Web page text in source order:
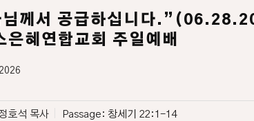
님께서 공급하십니다
은혜연합교회 주일예배
호석 목사 Passage: 창세기 22:1-14